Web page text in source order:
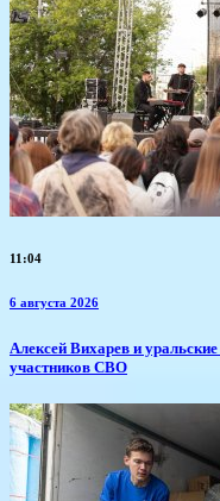
11:04
6 августа 2026
Алексей Вихарев и
участников СВО